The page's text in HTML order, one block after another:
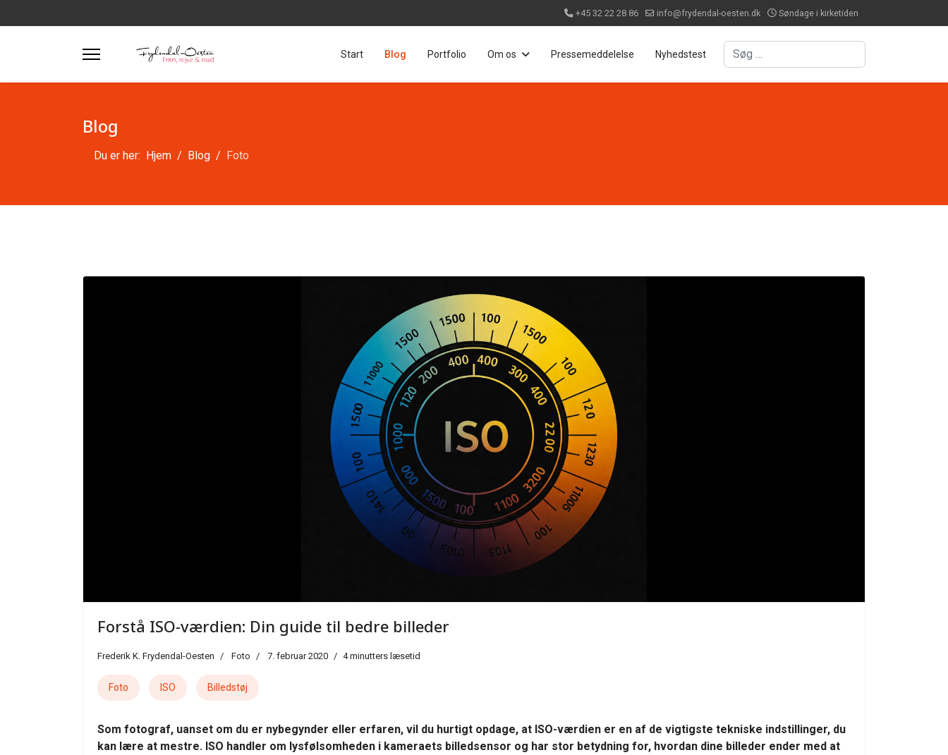
+45 32 22 28 86 info@frydendal-oesten.dk Søndage i kirketiden
Start Blog Portfolio Om os Pressemeddelelse Nyhedstest Søg
Blog
Du er her: Hjem Blog Foto
Forstå ISO-værdien: Din guide til bedre billeder
Frederik K. Frydendal-Oesten Foto 7. februar 2020 4 minutters læsetid
Foto ISO Billedstøj
Som fotograf, uanset om du er nybegynder eller erfaren, vil du hurtigt opdage, at ISO-værdien er en af de vigtigste tekniske indstillinger, du
kan lære at mestre. ISO handler om lysfølsomheden i kameraets billedsensor og har stor betydning for, hvordan dine billeder ender med at